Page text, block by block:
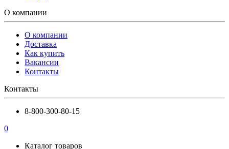
О компании
О компании
Доставка
Как купить
Вакансии
Контакты
Контакты
8-800-300-80-15
0
Каталог товаров